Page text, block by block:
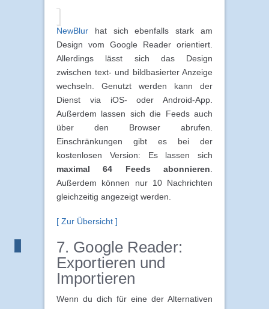
NewBlur hat sich ebenfalls stark am
Design vom Google Reader orientiert.
Allerdings lässt sich das Design
zwischen text- und bildbasierter Anzeige
wechseln. Genutzt werden kann der
Dienst via iOS- oder Android-App.
Außerdem lassen sich die Feeds auch
über den Browser abrufen.
Einschränkungen gibt es bei der
kostenlosen Version: Es lassen sich
maximal 64 Feeds abonnieren
Außerdem können nur 10 Nachrichten
gleichzeitig angezeigt werden.
[ Zur Übersicht ]
7. Google Reader:
Exportieren und
Importieren
Wenn du dich für eine der Alternativen